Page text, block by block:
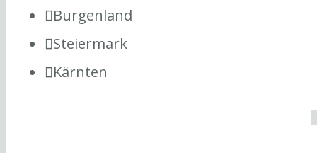
Burgenland
Steiermark
Kärnten